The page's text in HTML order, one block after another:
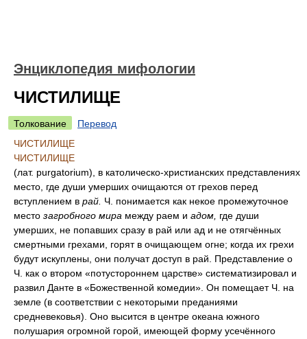
Энциклопедия мифологии
ЧИСТИЛИЩЕ
Толкование
Перевод
ЧИСТИЛИЩЕ
ЧИСТИЛИЩЕ
(лат. purgatorium), в католическо-христианских представлениях
место, где души умерших очищаются от грехов перед
вступлением в рай. Ч. понимается как некое промежуточное
место загробного мира между раем и адом, где души
умерших, не попавших сразу в рай или ад и не отягчённых
смертными грехами, горят в очищающем огне; когда их грехи
будут искуплены, они получат доступ в рай. Представление о
Ч. как о втором «потустороннем царстве» систематизировал и
развил Данте в «Божественной комедии». Он помещает Ч. на
земле (в соответствии с некоторыми преданиями
средневековья). Оно высится в центре океана южного
полушария огромной горой, имеющей форму усечённого